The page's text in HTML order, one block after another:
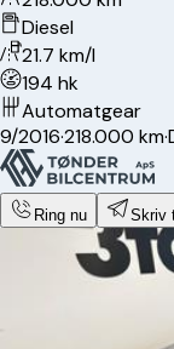
Diesel
21.7 km/l
194 hk
Automatgear
9/2016·218.000 km·
Ring nu Skriv